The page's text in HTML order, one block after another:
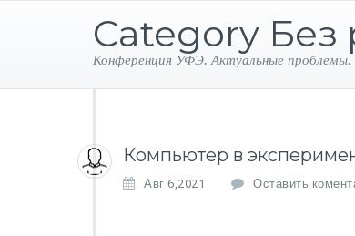
Category Без
Конференция УФЭ. Актуальные проблемы.
Компьютер в
Авг 6,2021 Оставить